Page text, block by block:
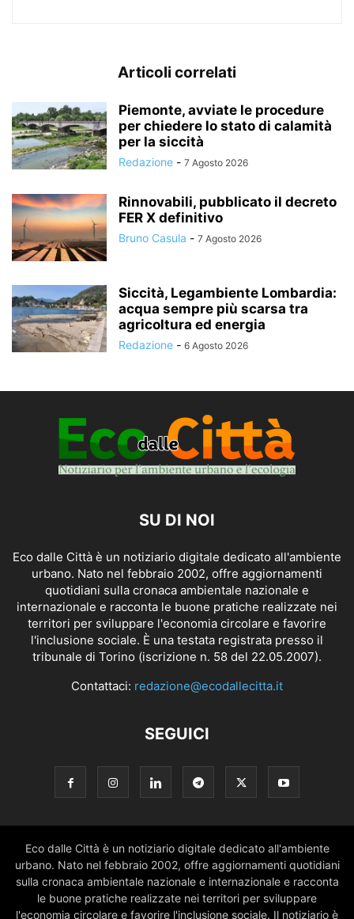
Articoli correlati
Piemonte, avviate le procedure
per chiedere lo stato di calamità
per la siccità
Redazione - 7 Agosto 2026
Rinnovabili, pubblicato il decreto
FER X definitivo
Bruno Casula - 7 Agosto 2026
Siccità, Legambiente Lombardia:
acqua sempre più scarsa tra
agricoltura ed energia
Redazione - 6 Agosto 2026
SU DI NOI
Eco dalle Città è un notiziario digitale dedicato all'ambiente
urbano. Nato nel febbraio 2002, offre aggiornamenti
quotidiani sulla cronaca ambientale nazionale e
internazionale e racconta le buone pratiche realizzate nei
territori per sviluppare l'economia circolare e favorire
l'inclusione sociale. È una testata registrata presso il
tribunale di Torino (iscrizione n. 58 del 22.05.2007).
Contattaci: redazione@ecodallecitta.it
SEGUICI
Eco dalle Città è un notiziario digitale dedicato all'ambiente
urbano. Nato nel febbraio 2002, offre aggiornamenti quotidiani
sulla cronaca ambientale nazionale e internazionale e racconta
le buone pratiche realizzate nei territori per sviluppare
l'economia circolare e favorire l'inclusione sociale. Il notiziario è